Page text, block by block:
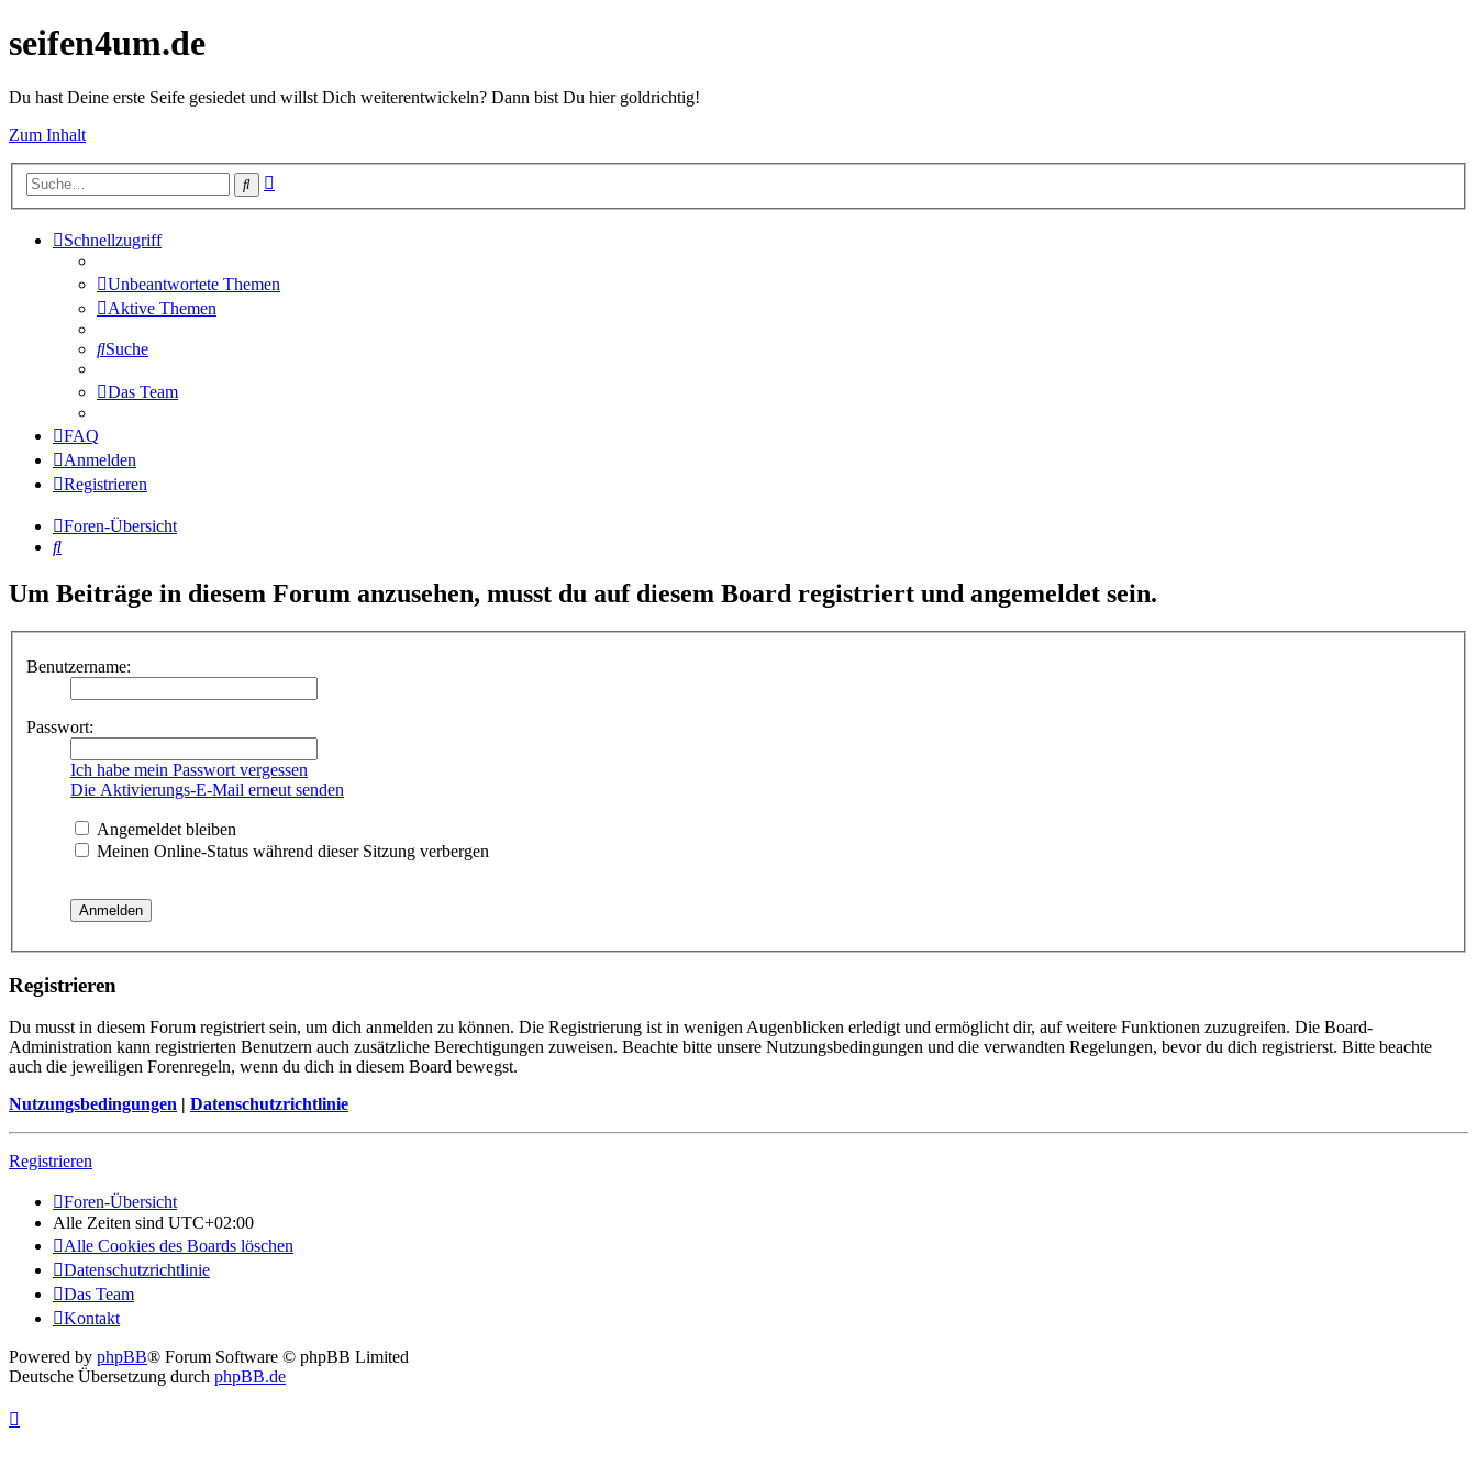
seifen4um.de
Du hast Deine erste Seife gesiedet und willst Dich weiterentwickeln? Dann bist Du hier goldrichtig!
Zum Inhalt
Suche
Schnellzugriff
Unbeantwortete Themen
Aktive Themen
Suche
Das Team
FAQ
Anmelden
Registrieren
Foren-Übersicht
Suche
Um Beiträge in diesem Forum anzusehen, musst du auf diesem Board registriert und angemeldet sein.
Benutzername:
Passwort:
Ich habe mein Passwort vergessen
Die Aktivierungs-E-Mail erneut senden
Angemeldet bleiben
Meinen Online-Status während dieser Sitzung verbergen
Registrieren
Du musst in diesem Forum registriert sein, um dich anmelden zu können. Die Registrierung ist in wenigen Augenblicken erledigt und ermöglicht dir, auf weitere Funktionen zuzugreifen. Die Board-
Administration kann registrierten Benutzern auch zusätzliche Berechtigungen zuweisen. Beachte bitte unsere Nutzungsbedingungen und die verwandten Regelungen, bevor du dich registrierst. Bitte beachte
auch die jeweiligen Forenregeln, wenn du dich in diesem Board bewegst.
Nutzungsbedingungen | Datenschutzrichtlinie
Registrieren
Foren-Übersicht
Alle Zeiten sind UTC+02:00
Alle Cookies des Boards löschen
Datenschutzrichtlinie
Das Team
Kontakt
Powered by phpBB® Forum Software © phpBB Limited
Deutsche Übersetzung durch phpBB.de